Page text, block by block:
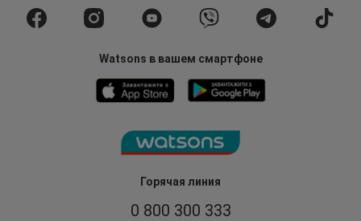
Горячая линия
0 800 300 333
Watsons в вашем смартфоне